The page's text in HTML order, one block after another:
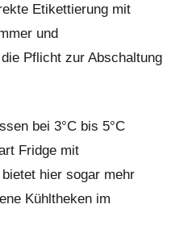
Etikettierung mit
und
Pflicht zur Abschaltung
bei 3°C bis 5°C
Fridge mit
hier sogar mehr
Kühltheken im